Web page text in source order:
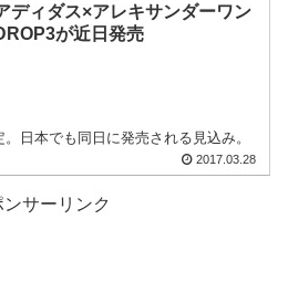
ディダス×アレキサンダーワン
が近日発売
日本でも同日に発売される見込み。
2017.03.28
ンサーリンク